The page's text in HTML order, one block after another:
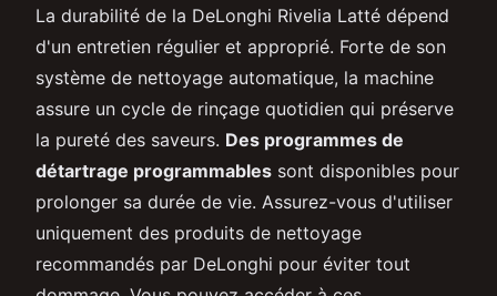
La durabilité de la DeLonghi Rivelia Latté dépend
d'un entretien régulier et approprié. Forte de son
système de nettoyage automatique, la machine
assure un cycle de rinçage quotidien qui préserve
la pureté des saveurs. Des programmes de
détartrage programmables sont disponibles pour
prolonger sa durée de vie. Assurez-vous d'utiliser
uniquement des produits de nettoyage
recommandés par DeLonghi pour éviter tout